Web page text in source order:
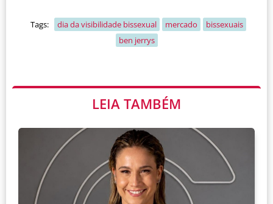
Tags: dia da visibilidade bissexual mercado
bissexuais
ben jerrys
LEIA TAMBÉM